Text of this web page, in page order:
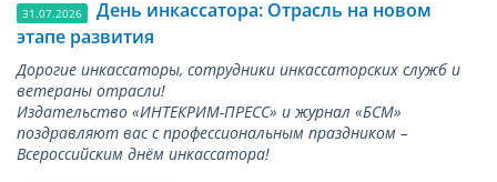
31.07.2026
День инкассатора: Отрасль на новом
этапе развития
Дорогие инкассаторы, сотрудники инкассаторских служб и
ветераны отрасли!
Издательство «ИНТЕКРИМ-ПРЕСС» и журнал «БСМ»
поздравляют вас с профессиональным праздником –
Всероссийским днём инкассатора!